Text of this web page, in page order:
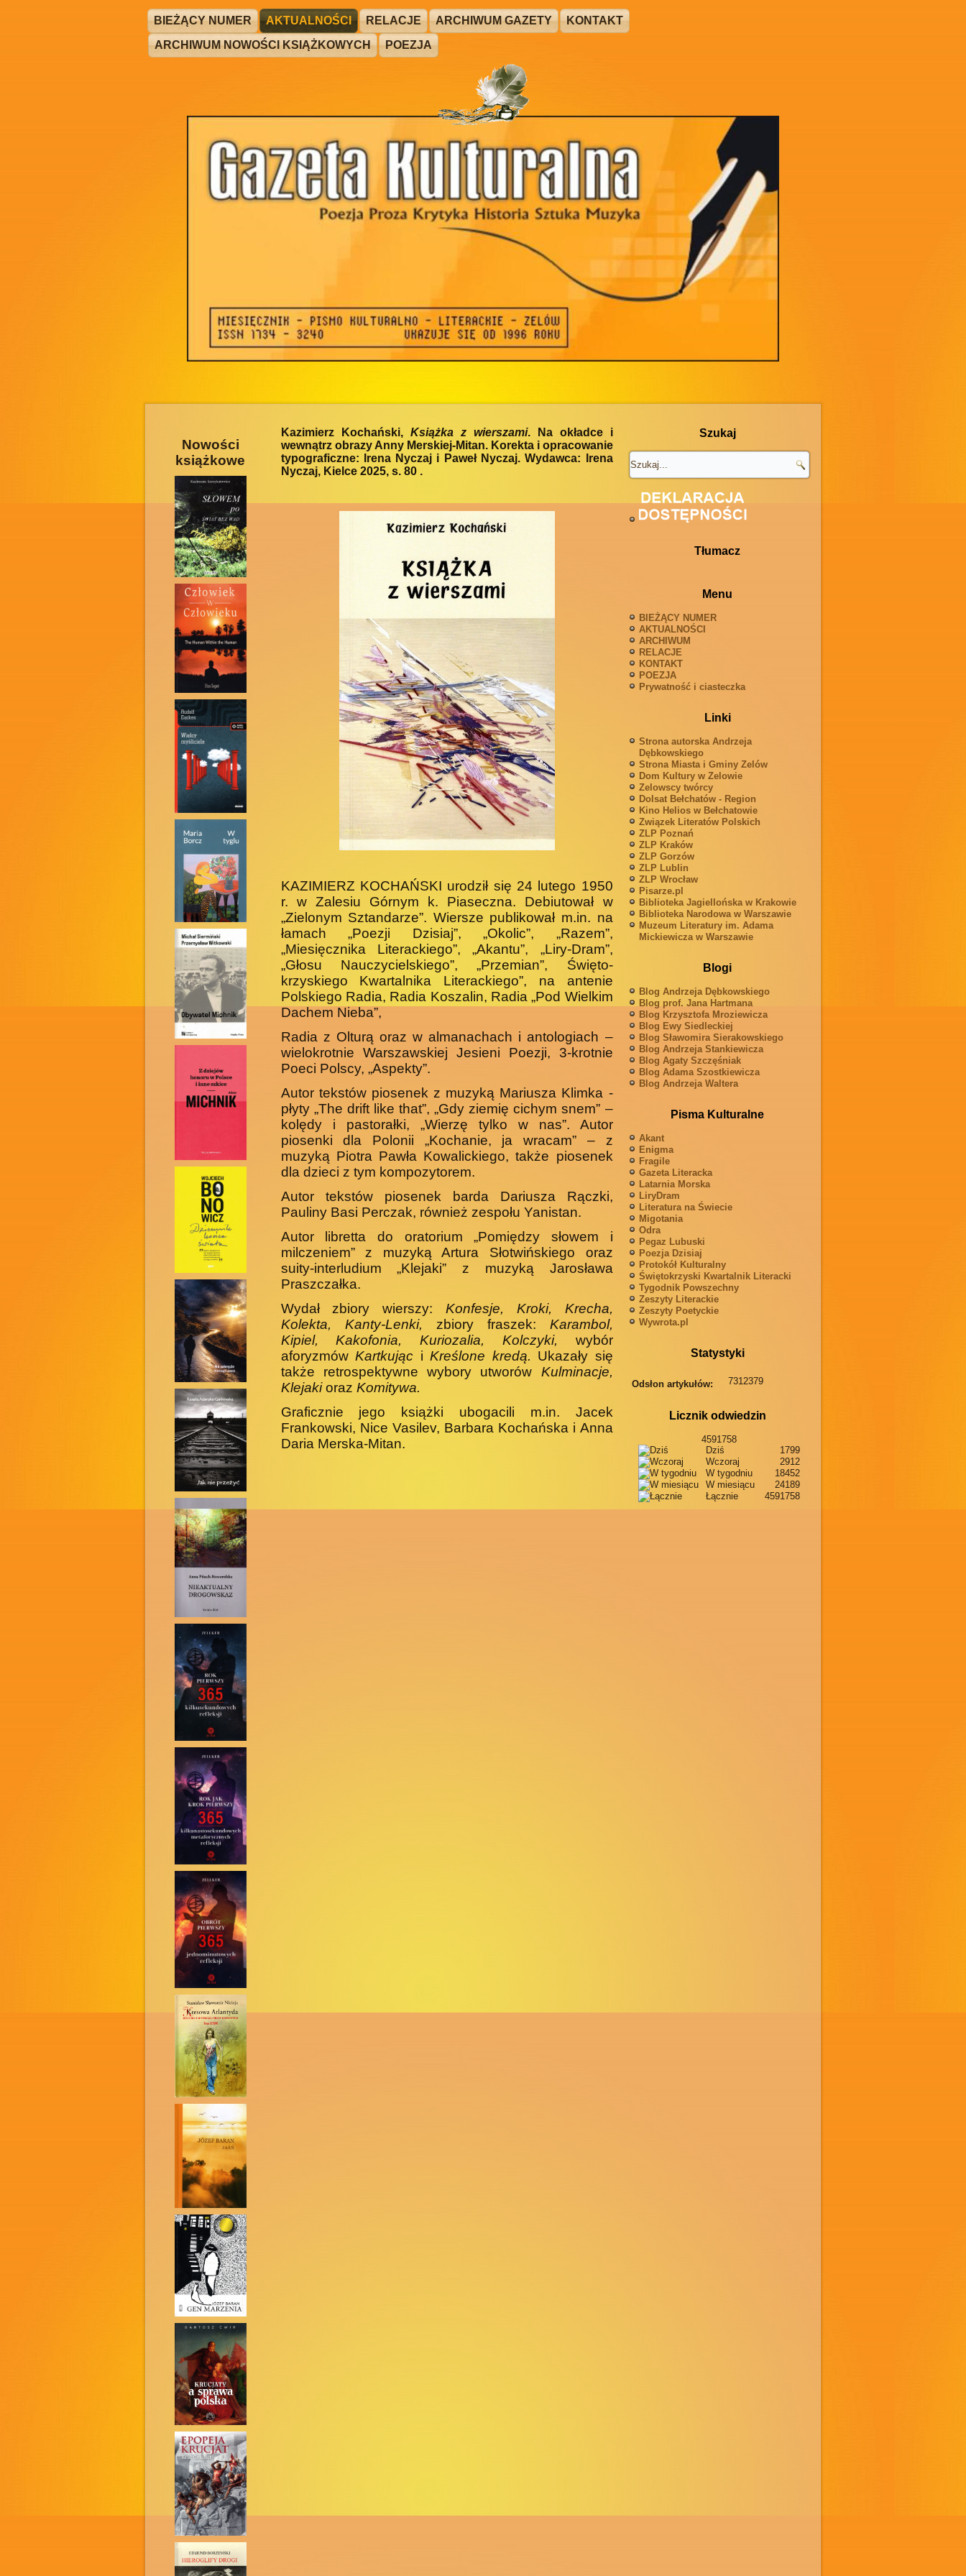
BIEŻĄCY NUMER AKTUALNOŚCI RELACJE ARCHIWUM GAZETY
KONTAKT
ARCHIWUM NOWOŚCI KSIĄŻKOWYCH
POEZJA
Nowości
książkowe
Kazimierz Kochański, Książka z wierszami. Na okładce i
wewnątrz obrazy Anny Merskiej-Mitan. Korekta i opracowanie
typograficzne: Irena Nyczaj i Paweł Nyczaj. Wydawca: Irena
Nyczaj, Kielce 2025, s. 80 .
KAZIMIERZ KOCHAŃSKI urodził się 24 lutego 1950
r. w Zalesiu Górnym k. Piasecz­na. Debiutował w
„Zielonym Sztandarze”. Wiersze publikował m.in. na
łamach „Poezji Dzisiaj”, „Okolic”, „Razem”,
„Miesięcznika Literackiego”, „Akantu”, „Liry-Dram”,
„Głosu Nauczycielskiego”, „Przemian”, Święto­
krzyskiego Kwartalnika Literackiego”, na antenie
Polskiego Radia, Radia Kosza­lin, Radia „Pod Wielkim
Dachem Nieba”,
Radia z Olturą oraz w almanachach i antologiach –
wielokrotnie Warszawskiej Jesieni Poezji, 3-krotnie
Poeci Polscy, „Aspekty”.
Autor tekstów piosenek z muzyką Mariusza Klimka -
płyty „The drift like that”, „Gdy ziemię cichym snem” –
kolędy i pastorałki, „Wierzę tylko w nas”. Autor
piosenki dla Polonii „Kochanie, ja wracam” – z
muzyką Piotra Pawła Kowalickiego, także piosenek
dla dzieci z tym kompozytorem.
Autor tekstów piosenek barda Dariusza Rączki,
Pauliny Basi Perczak, również zespołu Yanistan.
Autor libretta do oratorium „Pomiędzy słowem i
milczeniem” z muzyką Artura Słotwińskiego oraz
suity-interludium „Klejaki” z muzyką Jarosława
Praszczałka.
Wydał zbiory wierszy: Konfesje, Kroki, Krecha,
Kolekta, Kanty-Lenki, zbiory fraszek: Karambol,
Kipiel, Kakofonia, Kuriozalia, Kolczyki, wybór
aforyzmówKartkując iKreślone kredą. Ukazały się
także retrospektywne wybory utworów Kulminacje,
Klejakioraz Komitywa.
Graficznie jego książki ubogacili m.in. Jacek
Frankowski, Nice Vasilev, Barbara Kochańska i Anna
Daria Merska-Mitan.
Szukaj
Tłumacz
Menu
BIEŻĄCY NUMER
AKTUALNOŚCI
ARCHIWUM
RELACJE
KONTAKT
POEZJA
Prywatność i ciasteczka
Linki
Strona autorska Andrzeja
Dębkowskiego
Strona Miasta i Gminy Zelów
Dom Kultury w Zelowie
Zelowscy twórcy
Dolsat Bełchatów - Region
Kino Helios w Bełchatowie
Związek Literatów Polskich
ZLP Poznań
ZLP Kraków
ZLP Gorzów
ZLP Lublin
ZLP Wrocław
Pisarze.pl
Biblioteka Jagiellońska w Krakowie
Biblioteka Narodowa w Warszawie
Muzeum Literatury im. Adama
Mickiewicza w Warszawie
Blogi
Blog Andrzeja Dębkowskiego
Blog prof. Jana Hartmana
Blog Krzysztofa Mroziewicza
Blog Ewy Siedleckiej
Blog Sławomira Sierakowskiego
Blog Andrzeja Stankiewicza
Blog Agaty Szczęśniak
Blog Adama Szostkiewicza
Blog Andrzeja Waltera
Pisma Kulturalne
Akant
Enigma
Fragile
Gazeta Literacka
Latarnia Morska
LiryDram
Literatura na Świecie
Migotania
Odra
Pegaz Lubuski
Poezja Dzisiaj
Protokół Kulturalny
Świętokrzyski Kwartalnik Literacki
Tygodnik Powszechny
Zeszyty Literackie
Zeszyty Poetyckie
Wywrota.pl
Statystyki
Odsłon artykułów: 7312379
Licznik odwiedzin
4591758
Dziś
1799
Wczoraj
2912
W tygodniu
18452
W miesiącu
24189
Łącznie
4591758